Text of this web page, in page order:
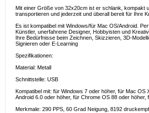
Mit einer Größe von 32x20cm ist er schlank, kompakt
transportieren und jederzeit und überall bereit für Ihre
Es ist kompatibel mit Windows/für Mac OS/Android.
Künstler, unerfahrene Designer, Hobbyisten und
Ihre Bedürfnisse beim Zeichnen, Skizzieren, 3D-
Signieren oder E-Learning
Spezifikationen:
Material: Metall
Schnittstelle: USB
Kompatibel mit: für Windows 7 oder höher, für Mac OS
Android 6.0 oder höher, für Chrome OS 88 oder höher,
Merkmale: 290 PPS, 60 Grad Neigung, 8192